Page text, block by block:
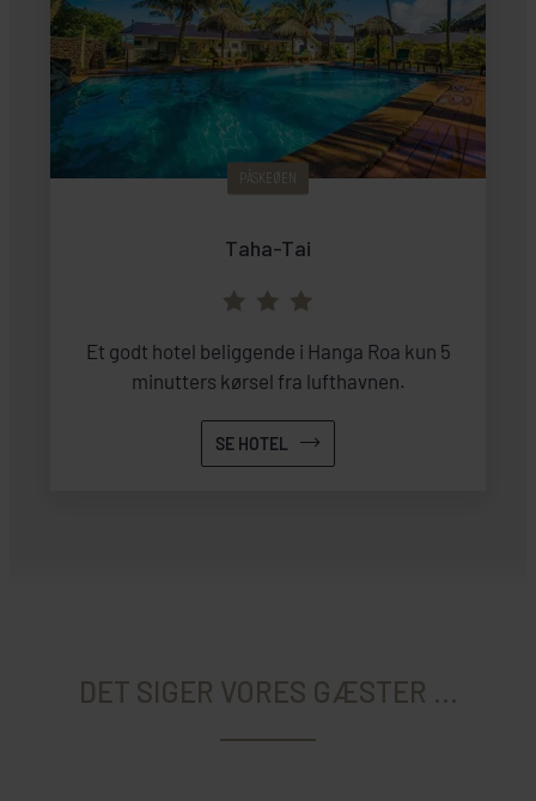
PÅSKEØEN
Taha-Tai
Et godt hotel beliggende i Hanga Roa kun 5
minutters kørsel fra lufthavnen.
SE HOTEL
DET SIGER VORES GÆSTER ...